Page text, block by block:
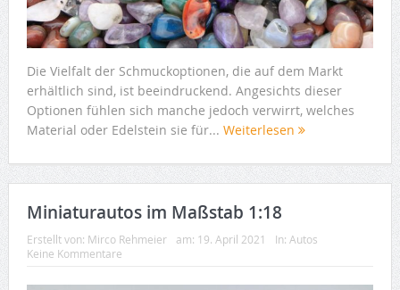
Die Vielfalt der Schmuckoptionen, die auf dem Markt
erhältlich sind, ist beeindruckend. Angesichts dieser
Optionen fühlen sich manche jedoch verwirrt, welches
Material oder Edelstein sie für... Weiterlesen
Miniaturautos im Maßstab 1:18
Erstellt von: Mirco Rehmeier am: 19. April 2021 In: Autos
Keine Kommentare